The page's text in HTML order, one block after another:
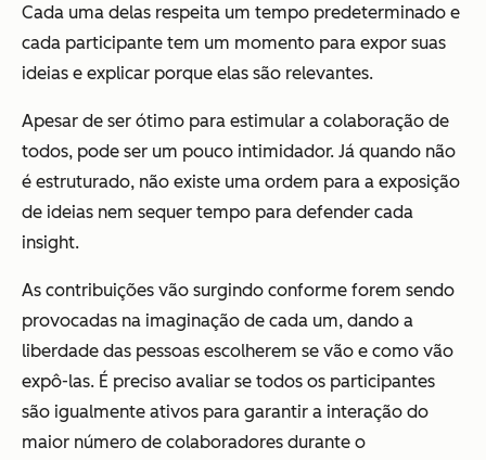
Cada uma delas respeita um tempo predeterminado e
cada participante tem um momento para expor suas
ideias e explicar porque elas são relevantes.
Apesar de ser ótimo para estimular a colaboração de
todos, pode ser um pouco intimidador. Já quando não
é estruturado, não existe uma ordem para a exposição
de ideias nem sequer tempo para defender cada
insight.
As contribuições vão surgindo conforme forem sendo
provocadas na imaginação de cada um, dando a
liberdade das pessoas escolherem se vão e como vão
expô-las. É preciso avaliar se todos os participantes
são igualmente ativos para garantir a interação do
maior número de colaboradores durante o